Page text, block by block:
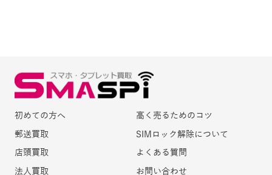
初めての方へ
郵送買取
店頭買取
法人買取
高く売るためのコツ
SIMロック解除について
よくある質問
お問い合わせ